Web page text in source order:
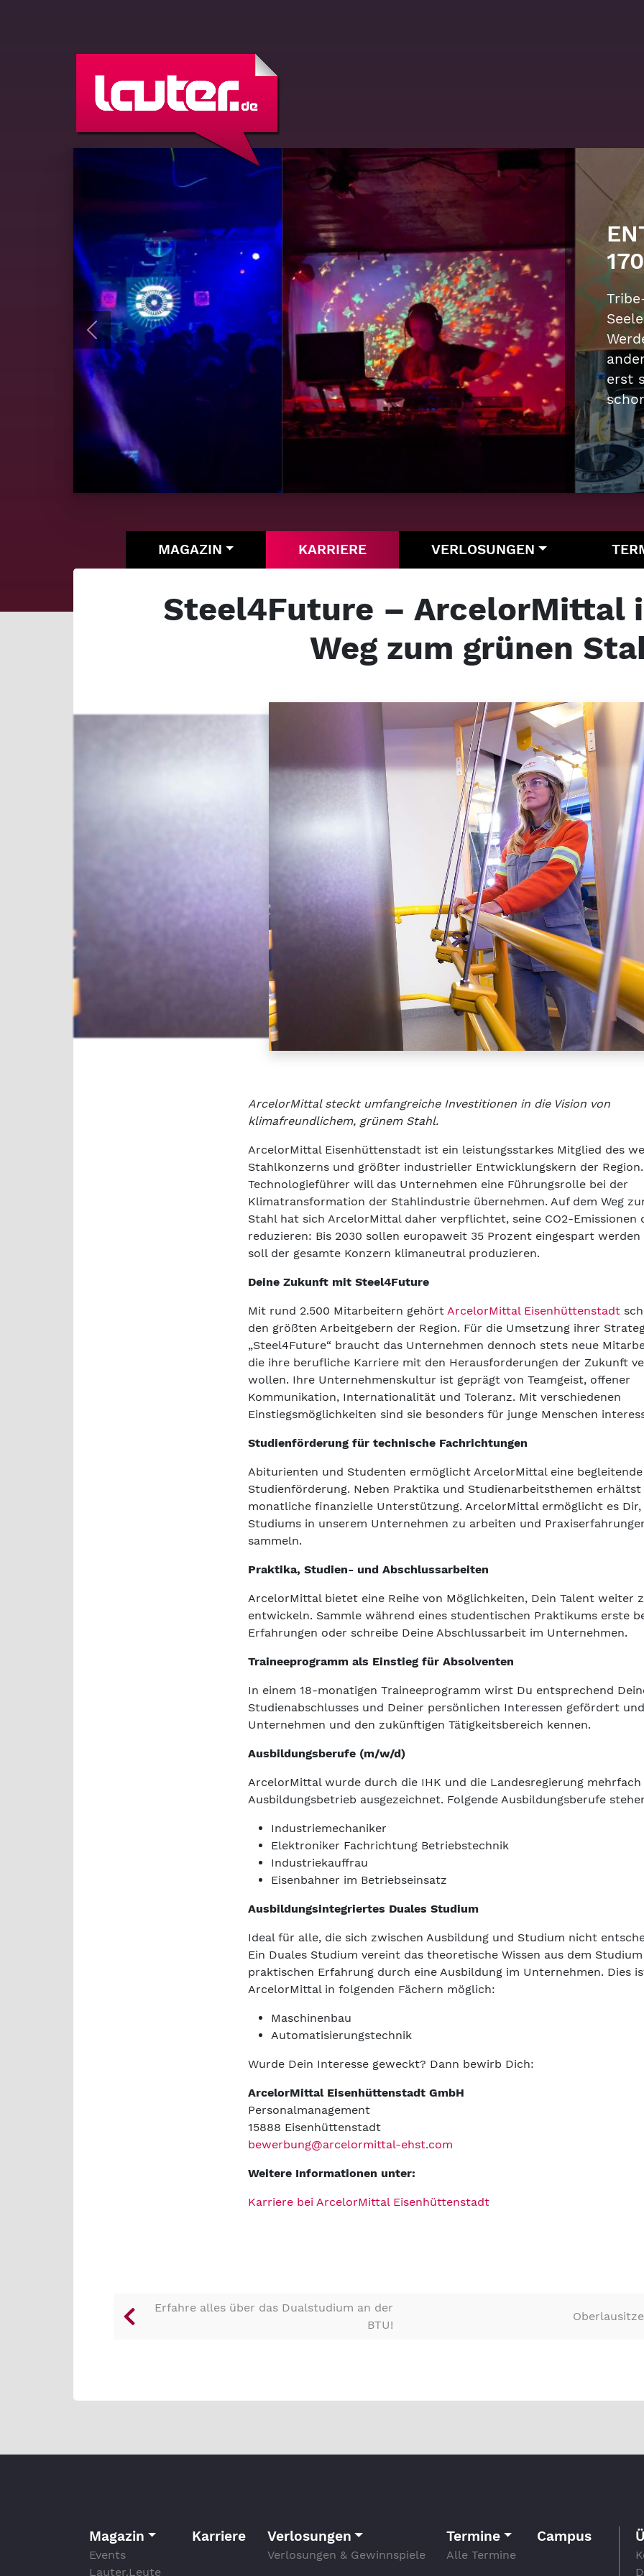
und
oder
In
die...
Previous
MAGAZIN KARRIERE VERLOSUNGEN
Steel4Future – ArcelorMittal
Weg zum grünen
ArcelorMittal steckt umfangreiche Investitionen in die Vision von
klimafreundlichem, grünem Stahl.
ArcelorMittal Eisenhüttenstadt ist ein leistungsstarkes Mitglied des
Stahlkonzerns und größter industrieller Entwicklungskern der
Technologieführer will das Unternehmen eine Führungsrolle bei der
Klimatransformation der Stahlindustrie übernehmen. Auf dem Weg
Stahl hat sich ArcelorMittal daher verpflichtet, seine CO2-Emissionen
reduzieren: Bis 2030 sollen europaweit 35 Prozent eingespart werden
soll der gesamte Konzern klimaneutral produzieren.
Deine Zukunft mit Steel4Future
Mit rund 2.500 Mitarbeitern gehört ArcelorMittal Eisenhüttenstadt
den größten Arbeitgebern der Region. Für die Umsetzung ihrer
„Steel4Future“ braucht das Unternehmen dennoch stets neue
die ihre berufliche Karriere mit den Herausforderungen der Zukunft
wollen. Ihre Unternehmenskultur ist geprägt von Teamgeist, offener
Kommunikation, Internationalität und Toleranz. Mit verschiedenen
Einstiegsmöglichkeiten sind sie besonders für junge Menschen
Studienförderung für technische Fachrichtungen
Abiturienten und Studenten ermöglicht ArcelorMittal eine begleitende
Studienförderung. Neben Praktika und Studienarbeitsthemen erhältst
monatliche finanzielle Unterstützung. ArcelorMittal ermöglicht es Dir,
Studiums in unserem Unternehmen zu arbeiten und
sammeln.
Praktika, Studien- und Abschlussarbeiten
ArcelorMittal bietet eine Reihe von Möglichkeiten, Dein Talent weiter
entwickeln. Sammle während eines studentischen Praktikums erste
Erfahrungen oder schreibe Deine Abschlussarbeit im Unternehmen.
Traineeprogramm als Einstieg für Absolventen
In einem 18-monatigen Traineeprogramm wirst Du entsprechend
Studienabschlusses und Deiner persönlichen Interessen gefördert
Unternehmen und den zukünftigen Tätigkeitsbereich kennen.
Ausbildungsberufe (m/w/d)
ArcelorMittal wurde durch die IHK und die Landesregierung mehrfach
Ausbildungsbetrieb ausgezeichnet. Folgende Ausbildungsberufe
Industriemechaniker
Elektroniker Fachrichtung Betriebstechnik
Industriekauffrau
Eisenbahner im Betriebseinsatz
Ausbildungsintegriertes Duales Studium
Ideal für alle, die sich zwischen Ausbildung und Studium nicht
Ein Duales Studium vereint das theoretische Wissen aus dem
praktischen Erfahrung durch eine Ausbildung im Unternehmen. Dies
ArcelorMittal in folgenden Fächern möglich:
Maschinenbau
Automatisierungstechnik
Wurde Dein Interesse geweckt? Dann bewirb Dich:
ArcelorMittal Eisenhüttenstadt GmbH
Personalmanagement
15888 Eisenhüttenstadt
bewerbung@arcelormittal-ehst.com
Weitere Informationen unter:
Karriere bei ArcelorMittal Eisenhüttenstadt
Erfahre alles über das Dualstudium an der
BTU!
Magazin
Events
Lauter.Leute
Karriere Verlosungen
Verlosungen & Gewinnspiele
Termine
Alle Termine
Campus